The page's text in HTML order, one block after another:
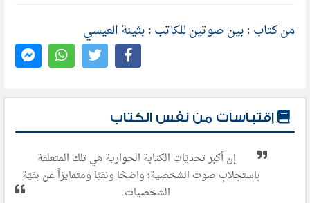
من كتاب : بين صوتين للكاتب : بثينة العيسي
إقتباسات من نفس الكتاب
إن أكبر تحديّات الكتابة الحوارية هي تلك المتعلقة
باستجلابِ صوت الشخصية؛ واضحًا ونقيًا ومتمايزاً عن بقيّة
الشخصيات.